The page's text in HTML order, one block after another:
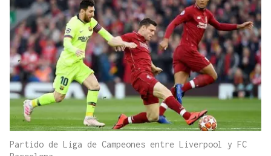
Partido de Liga de Campeones entre Liverpool y FC